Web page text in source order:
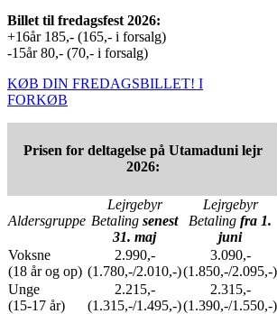
Billet til fredagsfest 2026:
+16år 185,- (165,- i forsalg)
-15år 80,- (70,- i forsalg)
KØB DIN FREDAGSBILLET! I
FORKØB
Prisen for deltagelse på Utamaduni lejr
2026:
Aldersgruppe
Lejrgebyr
Betaling senest
31. maj
Lejrgebyr
Betaling fra 1.
juni
Voksne
(18 år og op)
2.990,-
(1.780,-/2.010,-)
3.090,-
(1.850,-/2.095,-)
Unge
(15-17 år)
2.215,-
(1.315,-/1.495,-)
2.315,-
(1.390,-/1.550,-)